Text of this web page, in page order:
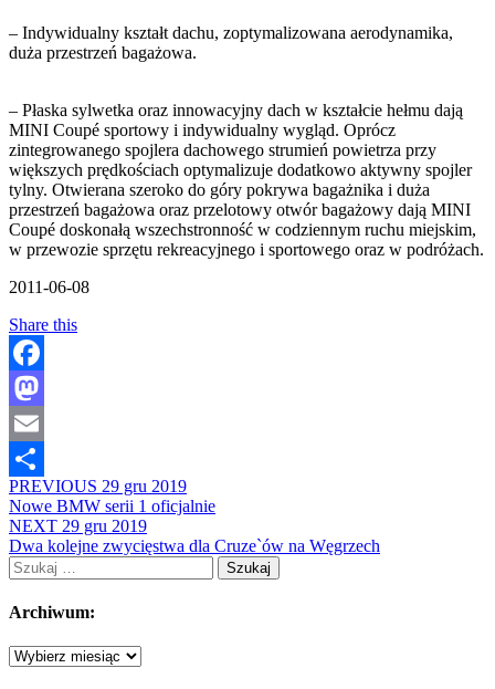
– Indywidualny kształt dachu, zoptymalizowana aerodynamika,
duża przestrzeń bagażowa.
– Płaska sylwetka oraz innowacyjny dach w kształcie hełmu dają
MINI Coupé sportowy i indywidualny wygląd. Oprócz
zintegrowanego spojlera dachowego strumień powietrza przy
większych prędkościach optymalizuje dodatkowo aktywny spojler
tylny. Otwierana szeroko do góry pokrywa bagażnika i duża
przestrzeń bagażowa oraz przelotowy otwór bagażowy dają MINI
Coupé doskonałą wszechstronność w codziennym ruchu miejskim,
w przewozie sprzętu rekreacyjnego i sportowego oraz w podróżach.
2011-06-08
Share this
Facebook
Mastodon
Email
Share
PREVIOUS 29 gru 2019
Nowe BMW serii 1 oficjalnie
NEXT 29 gru 2019
Dwa kolejne zwycięstwa dla Cruze`ów na Węgrzech
Szukaj:
Archiwum:
Archiwum: